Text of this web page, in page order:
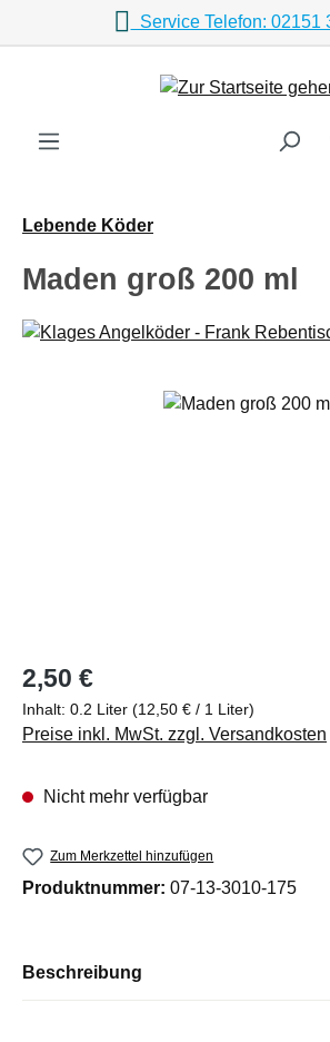
Zum Hauptinhalt springenService Telefon: 02151
Lebende Köder
Maden groß 200 ml
Bildergalerie überspringen
Regulärer Preis:
2,50 €
Inhalt: 0.2 Liter (12,50 € / 1 Liter)
Preise inkl. MwSt. zzgl. Versandkosten
Nicht mehr verfügbar
Zum Merkzettel hinzufügen
Produktnummer: 07-13-3010-175
Beschreibung